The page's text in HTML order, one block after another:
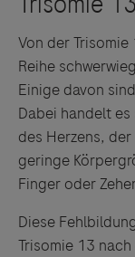
Von der
Reihe
Einige davon
Dabei handelt
des Herzens,
geringe
Finger oder
Diese
Trisomie 13